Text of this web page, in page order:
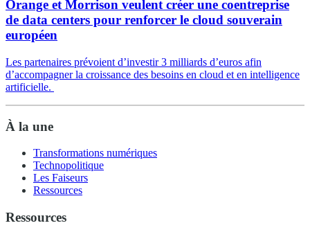
Orange et Morrison veulent créer une coentreprise
de data centers pour renforcer le cloud souverain
européen
Les partenaires prévoient d’investir 3 milliards d’euros afin
d’accompagner la croissance des besoins en cloud et en intelligence
artificielle.
À la une
Transformations numériques
Technopolitique
Les Faiseurs
Ressources
Ressources